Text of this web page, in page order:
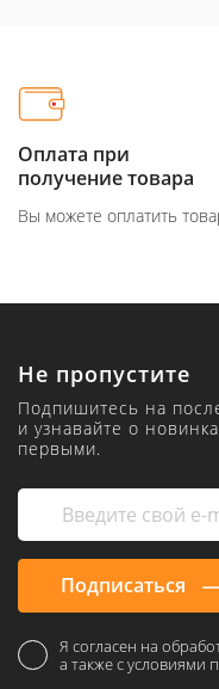
Оплата при
получение товара
Вы можете оплатить
Не пропустите
Подпишитесь на
и узнавайте о
первыми.
Подписаться
Я согласен на
а также с условиями